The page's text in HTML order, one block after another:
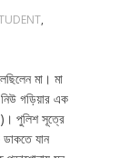
,
মা। মা
গড়িয়ার এক
পুলিশ সূত্রে
যান